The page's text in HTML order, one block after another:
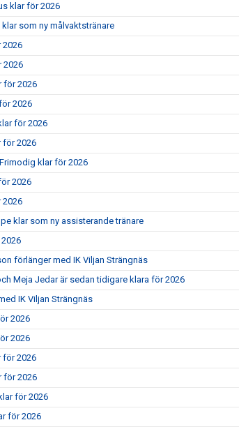
klar för 2026
som ny målvaktstränare
2026
2026
för 2026
2026
för 2026
för 2026
klar för 2026
2026
2026
klar som ny assisterande tränare
förlänger med IK Viljan Strängnäs
Meja Jedar är sedan tidigare klara för 2026
IK Viljan Strängnäs
2026
2026
för 2026
för 2026
för 2026
för 2026